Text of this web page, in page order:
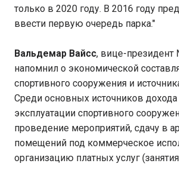
только в 2020 году. В 2016 году
ввести первую очередь парка."
Вальдемар Вайсс, вице-президент
напомнил о экономической
спортивного сооружения и
Среди основных источников дохода
эксплуатации спортивного
проведение мероприятий, сдачу в
помещений под коммерческое
организацию платных услуг